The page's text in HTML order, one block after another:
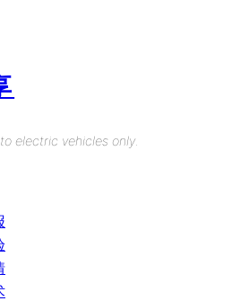
electric vehicles only.